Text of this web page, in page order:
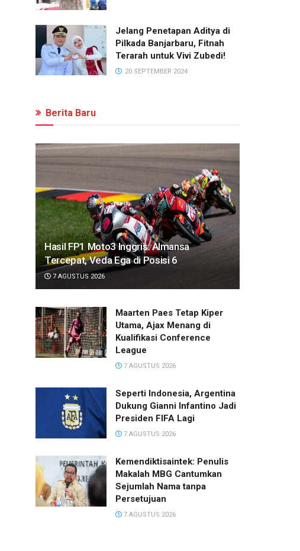
Jelang Penetapan Aditya di
Pilkada Banjarbaru, Fitnah
Terarah untuk Vivi Zubedi!
20 SEPTEMBER 2024
Berita Baru
Hasil FP1 Moto3 Inggris: Almansa
Tercepat, Veda Ega di Posisi 6
7 AGUSTUS 2026
Maarten Paes Tetap Kiper
Utama, Ajax Menang di
Kualifikasi Conference
League
7 AGUSTUS 2026
Seperti Indonesia, Argentina
Dukung Gianni Infantino Jadi
Presiden FIFA Lagi
7 AGUSTUS 2026
Kemendiktisaintek: Penulis
Makalah MBG Cantumkan
Sejumlah Nama tanpa
Persetujuan
7 AGUSTUS 2026